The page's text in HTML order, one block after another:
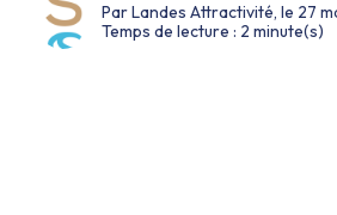
claire : imaginer des solutions audio
pour les usages d’aujourd’hui et de
Par Landes Attractivité, le 27
Temps de lecture : 2 minute(s)